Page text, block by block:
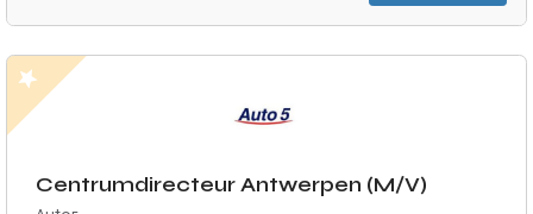
Centrumdirecteur Antwerpen (M/V)